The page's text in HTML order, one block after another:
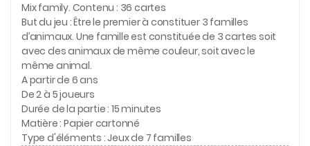
Mix family. Contenu : 36 cartes
But du jeu : Être le premier à constituer 3 familles
d’animaux. Une famille est constituée de 3 cartes soit
avec des animaux de même couleur, soit avec le
même animal.
A partir de 6 ans
De 2 à 5 joueurs
Durée de la partie : 15 minutes
Matière : Papier cartonné
Type d'éléments : Jeux de 7 familles